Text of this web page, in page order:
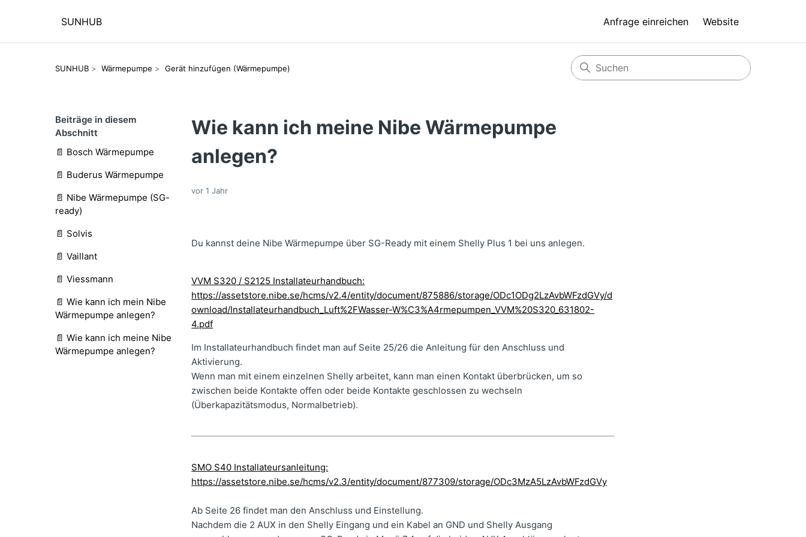
SUNHUB Anfrage einreichen Website
SUNHUB Wärmepumpe Gerät hinzufügen (Wärmepumpe)
Beiträge in diesem
Abschnitt
📄 Bosch Wärmepumpe
📄 Buderus Wärmepumpe
📄 Nibe Wärmepumpe (SG-
ready)
📄 Solvis
📄 Vaillant
📄 Viessmann
📄 Wie kann ich mein Nibe
Wärmepumpe anlegen?
📄 Wie kann ich meine Nibe
Wärmepumpe anlegen?
Wie kann ich meine Nibe Wärmepumpe
anlegen?
vor 1 Jahr
Du kannst deine Nibe Wärmepumpe über SG-Ready mit einem Shelly Plus 1 bei uns anlegen.
VVM S320 / S2125 Installateurhandbuch:
https://assetstore.nibe.se/hcms/v2.4/entity/document/875886/storage/ODc1ODg2LzAvbWFzdGVy/d
ownload/Installateurhandbuch_Luft%2FWasser-W%C3%A4rmepumpen_VVM%20S320_631802-
4.pdf
Im Installateurhandbuch findet man auf Seite 25/26 die Anleitung für den Anschluss und
Aktivierung.
Wenn man mit einem einzelnen Shelly arbeitet, kann man einen Kontakt überbrücken, um so
zwischen beide Kontakte offen oder beide Kontakte geschlossen zu wechseln
(Überkapazitätsmodus, Normalbetrieb).
SMO S40 Installateursanleitung:
https://assetstore.nibe.se/hcms/v2.3/entity/document/877309/storage/ODc3MzA5LzAvbWFzdGVy
Ab Seite 26 findet man den Anschluss und Einstellung.
Nachdem die 2 AUX in den Shelly Eingang und ein Kabel an GND und Shelly Ausgang